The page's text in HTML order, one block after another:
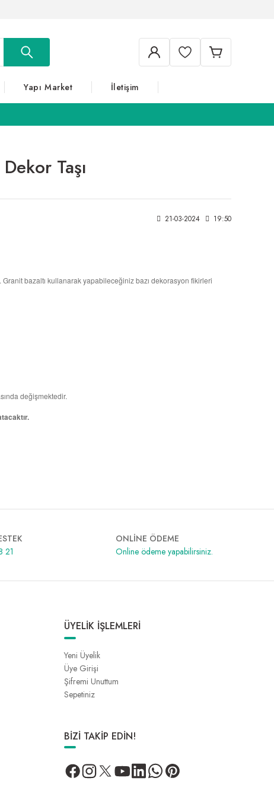
Yapı Market İletişim
Taşı
21-03-2024 19:50
bazaltı kullanarak yapabileceğiniz bazı dekorasyon fikirleri
değişmektedir.
21
ONLİNE ÖDEME
Online ödeme yapabilirsiniz.
ÜYELİK İŞLEMLERİ
Yeni Üyelik
Üye Girişi
Şifremi Unuttum
Sepetiniz
BİZİ TAKİP EDİN!